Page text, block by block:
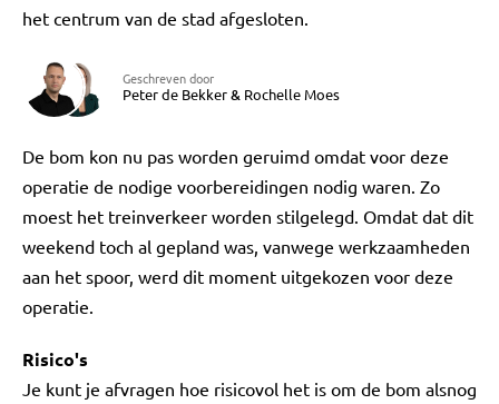
het centrum van de stad afgesloten.
Geschreven door
Peter de Bekker& Rochelle Moes
De bom kon nu pas worden geruimd omdat voor deze
operatie de nodige voorbereidingen nodig waren. Zo
moest het treinverkeer worden stilgelegd. Omdat dat dit
weekend toch al gepland was, vanwege werkzaamheden
aan het spoor, werd dit moment uitgekozen voor deze
operatie.
Risico's
Je kunt je afvragen hoe risicovol het is om de bom alsnog